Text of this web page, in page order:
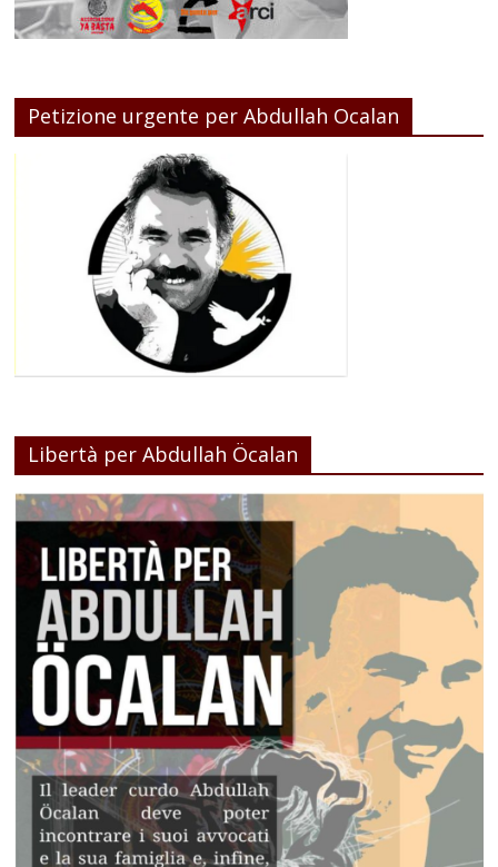
Petizione urgente per Abdullah Ocalan
Libertà per Abdullah Öcalan